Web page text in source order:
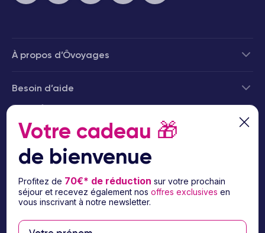
À propos d’Ôvoyages
Besoin d’aide
Paiement sécurisé
Votre cadeau 🎁
de bienvenue
Profitez de 70€* de réduction sur votre prochain
séjour et recevez également nosoffres exclusives en
vous inscrivant à notre newsletter.